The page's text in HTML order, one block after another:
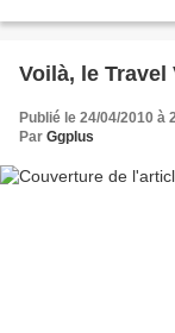
Voilà, le
Publié le 24/04/2010 à
Par Ggplus